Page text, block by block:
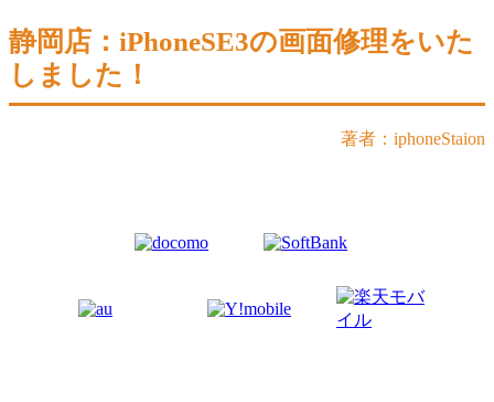
静岡店：iPhoneSE3の画面修理をいた
しました！
著者：iphoneStaion